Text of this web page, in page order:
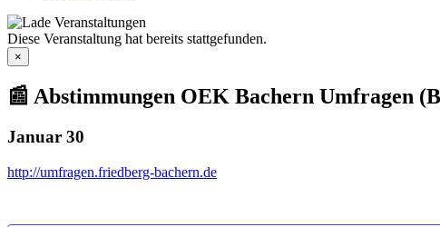
Diese Veranstaltung hat bereits stattgefunden.
×
📰 Abstimmungen OEK Bachern Umfragen
Januar 30
http://umfragen.friedberg-bachern.de